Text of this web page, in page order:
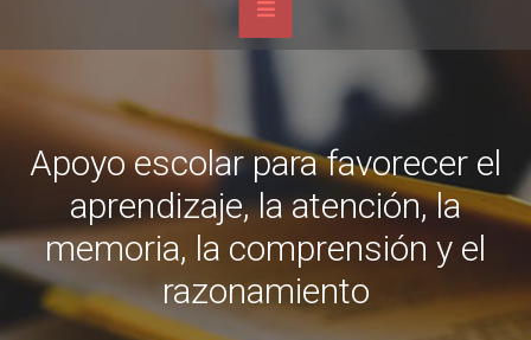
Apoyo escolar para favorecer el
aprendizaje, la atención, la
memoria, la comprensión y el
razonamiento